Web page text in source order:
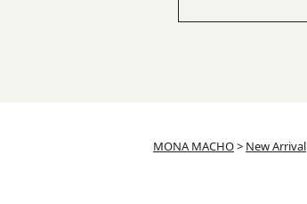
MONA MACHO> New Arrival